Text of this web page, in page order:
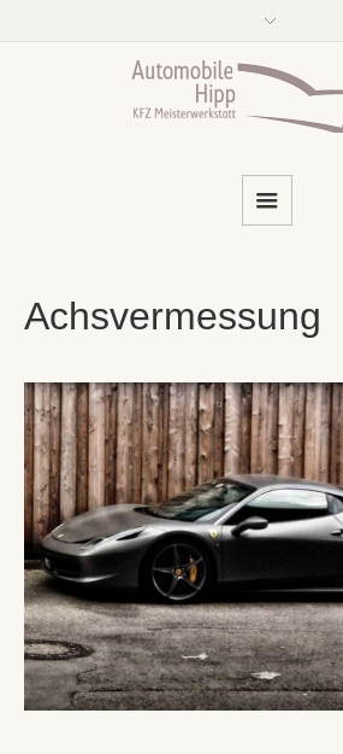
Achsvermessung